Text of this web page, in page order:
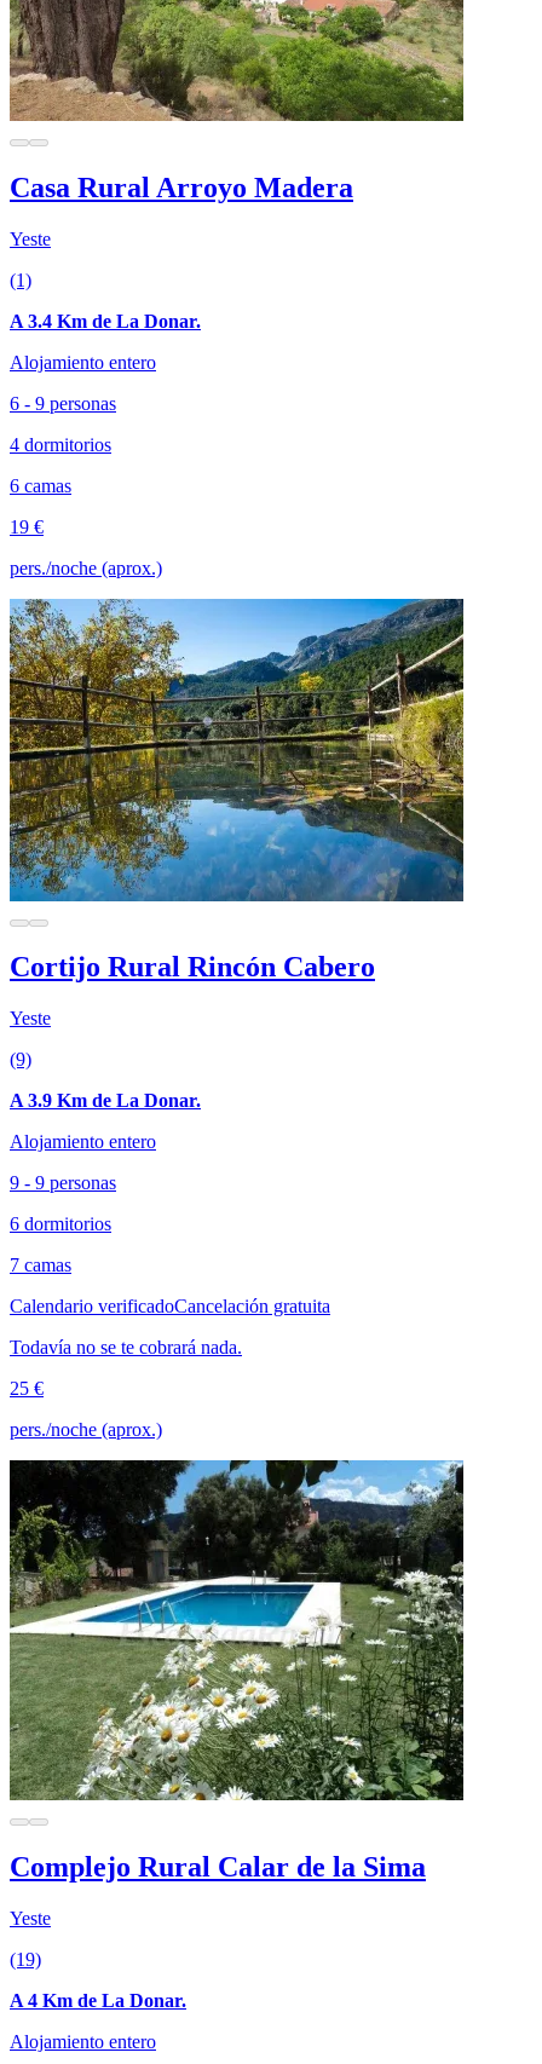
Casa Rural Arroyo Madera
Yeste
(1)
A 3.4 Km de La Donar.
Alojamiento entero
6 - 9 personas
4 dormitorios
6 camas
19 €
pers./noche (aprox.)
Cortijo Rural Rincón Cabero
Yeste
(9)
A 3.9 Km de La Donar.
Alojamiento entero
9 - 9 personas
6 dormitorios
7 camas
Calendario verificadoCancelación gratuita
Todavía no se te cobrará nada.
25 €
pers./noche (aprox.)
Complejo Rural Calar de la Sima
Yeste
(19)
A 4 Km de La Donar.
Alojamiento entero